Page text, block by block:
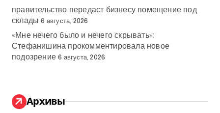
правительство передаст бизнесу помещение под
склады 6 августа, 2026
«Мне нечего было и нечего скрывать»:
Стефанишина прокомментировала новое
подозрение 6 августа, 2026
Архивы